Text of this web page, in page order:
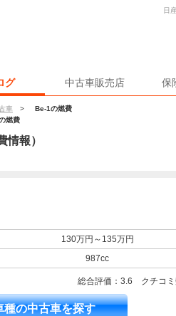
グ 中古車販売店 保
車 >
Be-1の燃費
燃費
日
情報）
130万円～135万円
987cc
総合評価： 3.6 クチコミ
種の中古車を探す